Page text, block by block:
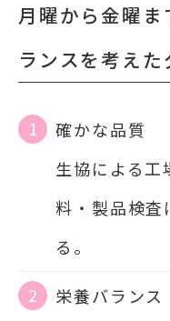
月曜から金曜ま
ランスを考えた
1
確かな品質
生協による
料・製品検査
る。
2
栄養バランス